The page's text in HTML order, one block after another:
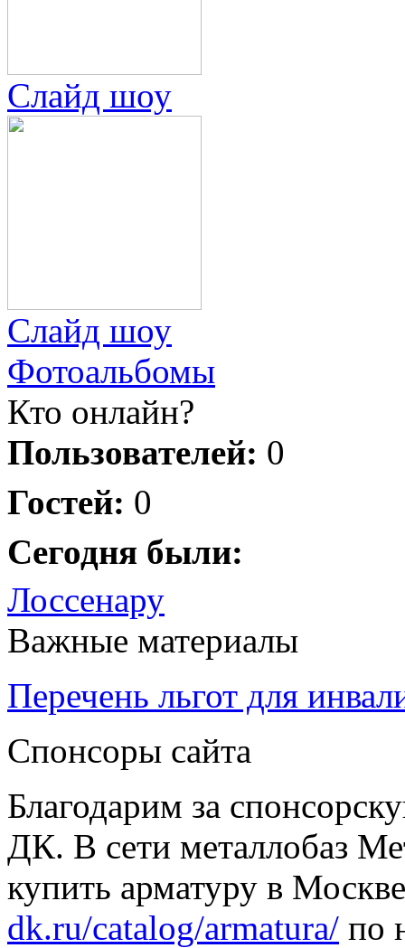
Слайд шоу
Слайд шоу
Фотоальбомы
Кто онлайн?
Пользователей: 0
Гостей: 0
Сегодня были:
Лоссенару
Важные материалы
Перечень льгот для
Спонсоры сайта
Благодарим за
ДК. В сети металлобаз
купить арматуру в
dk.ru/catalog/armatura/ по